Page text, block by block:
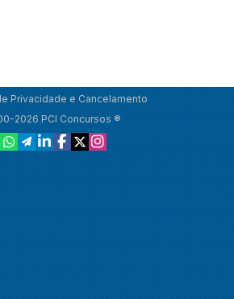
Privacidade e Cancelamento
2026 PCI Concursos ®